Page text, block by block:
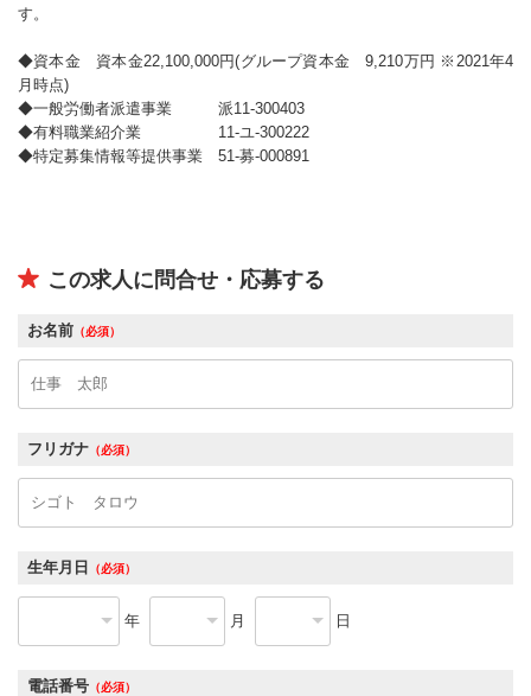
す。
◆資本金 資本金22,100,000円(グループ資本金 9,210万円 ※2021年4
月時点)
◆一般労働者派遣事業 派11-300403
◆有料職業紹介業 11-ユ-300222
◆特定募集情報等提供事業 51-募-000891
この求人に問合せ・応募する
お名前 （必須）
フリガナ （必須）
生年月日 （必須）
年 月 日
電話番号 （必須）